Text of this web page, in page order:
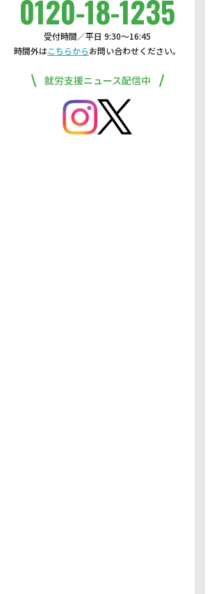
0120-18-1235
受付時間／平日 9:30〜16:45
時間外はこちらからお問い合わせください。
就労支援ニュース配信中